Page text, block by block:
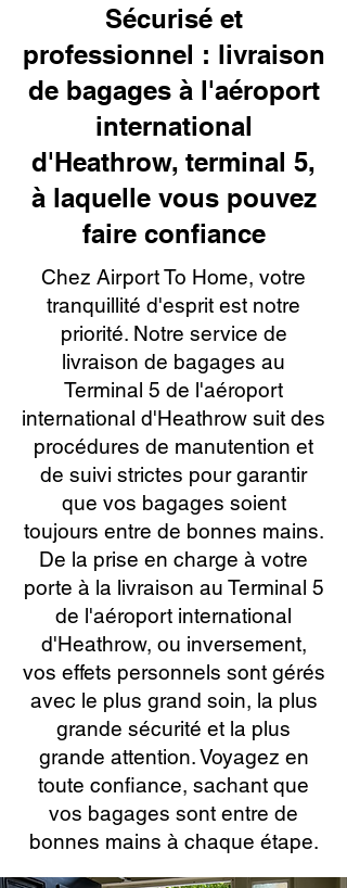
Sécurisé et
professionnel : livraison
de bagages à l'aéroport
international
d'Heathrow, terminal 5,
à laquelle vous pouvez
faire confiance
Chez Airport To Home, votre
tranquillité d'esprit est notre
priorité. Notre service de
livraison de bagages au
Terminal 5 de l'aéroport
international d'Heathrow suit des
procédures de manutention et
de suivi strictes pour garantir
que vos bagages soient
toujours entre de bonnes mains.
De la prise en charge à votre
porte à la livraison au Terminal 5
de l'aéroport international
d'Heathrow, ou inversement,
vos effets personnels sont gérés
avec le plus grand soin, la plus
grande sécurité et la plus
grande attention. Voyagez en
toute confiance, sachant que
vos bagages sont entre de
bonnes mains à chaque étape.